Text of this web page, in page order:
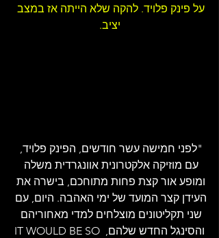
על פינק פלויד. להקה שלא הייתה אז במצב
יציב.
"לפני חמישה עשר חודשים, הפינק פלויד,
עם מוזיקה אלקטרונית אוונגרדית משלה
ומופע אור קצת פחות מתוחכם, בישרה את
העידן קצר המועד של ימי האהבה. היום, עם
שני תקליטונים מוצלחים למדי מאחוריהם
והסינגל החדש שלהם, IT WOULD BE SO